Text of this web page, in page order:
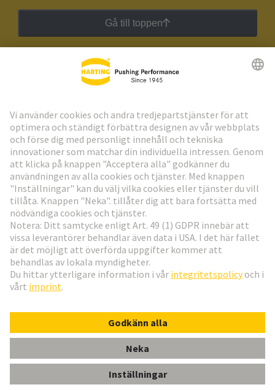
har-modular P module male angled
Gå till toppen
HARTING:s nyhetsbrev
Gå till registrering
Social Media
Sverige
© Teknologi-koncernen HARTING
ImprintIntegritetspolicy
Kundinformation